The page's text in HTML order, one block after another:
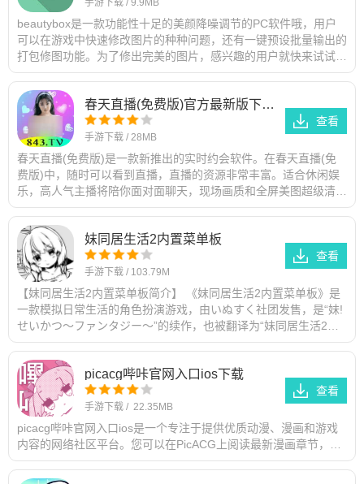
beautybox是一款功能性十足的美颜降噪调节的PC软件哦，用户
可以在游戏中快速修改图片的种种问题，还有一键预设批量输出的
打包修图功能。为了修出完美的图片，感兴趣的用户就快来试试看
吧！特别说明提取码
春天直播(免费版)官方最新版下载安装
手游下载 / 28MB
查看
春天直播(免费版)是一款新推出的实时约会软件。在春天直播(免
费版)中，随时可以看到直播，直播的资源非常丰富。适合休闲娱
乐，高人气主播将陪你面对面聊天，现场画质和全屏美图超级清
晰，感兴趣的朋友快来本站下
妺同居生活2内置菜单板
手游下载 / 103.79M
查看
【妺同居生活2内置菜单板简介】 《妺同居生活2内置菜单板》是
一款模拟日常生活的角色扮演游戏，由いぬすく社团发售，是“妹!
せいかつ～ファンタジー～”的续作，也被翻译为“妹同居生活2：
异世界幻想”。游戏设
picacg哔咔官网入口ios下载
手游下载 / 22.35MB
查看
picacg哔咔官网入口ios是一个专注于提供优质动漫、漫画和游戏
内容的网络社区平台。您可以在PicACG上阅读最新漫画章节，分
享创作作品，并参与有趣的活动与比赛。您可以在picacg哔咔官网
入口io